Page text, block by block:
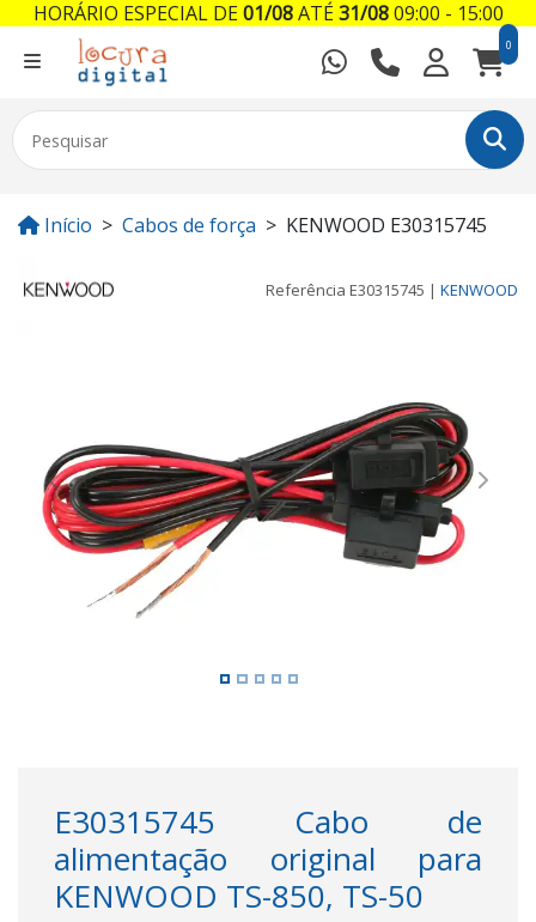
0
Início Cabos de força KENWOOD E30315745
Referência E30315745 | KENWOOD
Previous Next
E30315745 Cabo de
alimentação original para
KENWOOD TS-850, TS-50
HORÁRIO ESPECIAL DE01/08ATÉ31/0809:00 - 15:00